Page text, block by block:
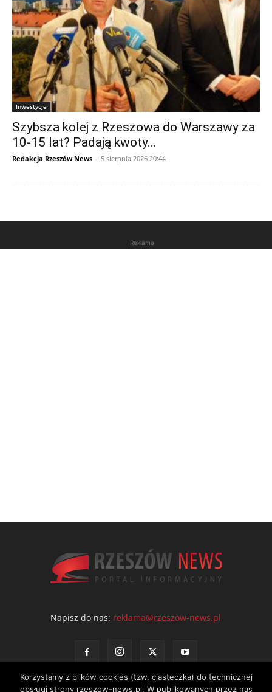
Inwestycje
Szybsza kolej z Rzeszowa do Warszawy za
10-15 lat? Padają kwoty...
Redakcja Rzeszów News - 5 sierpnia 2026 20:44
Reklama
Napisz do nas: reklama@rzeszow-news.pl
Korzystamy z plików cookies (tzw. ciasteczka) do technicznej
obsługi strony rzeszow-news.pl. W publikowanych przez nas